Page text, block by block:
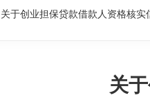
关于创业担保贷款借款人资格核实
关